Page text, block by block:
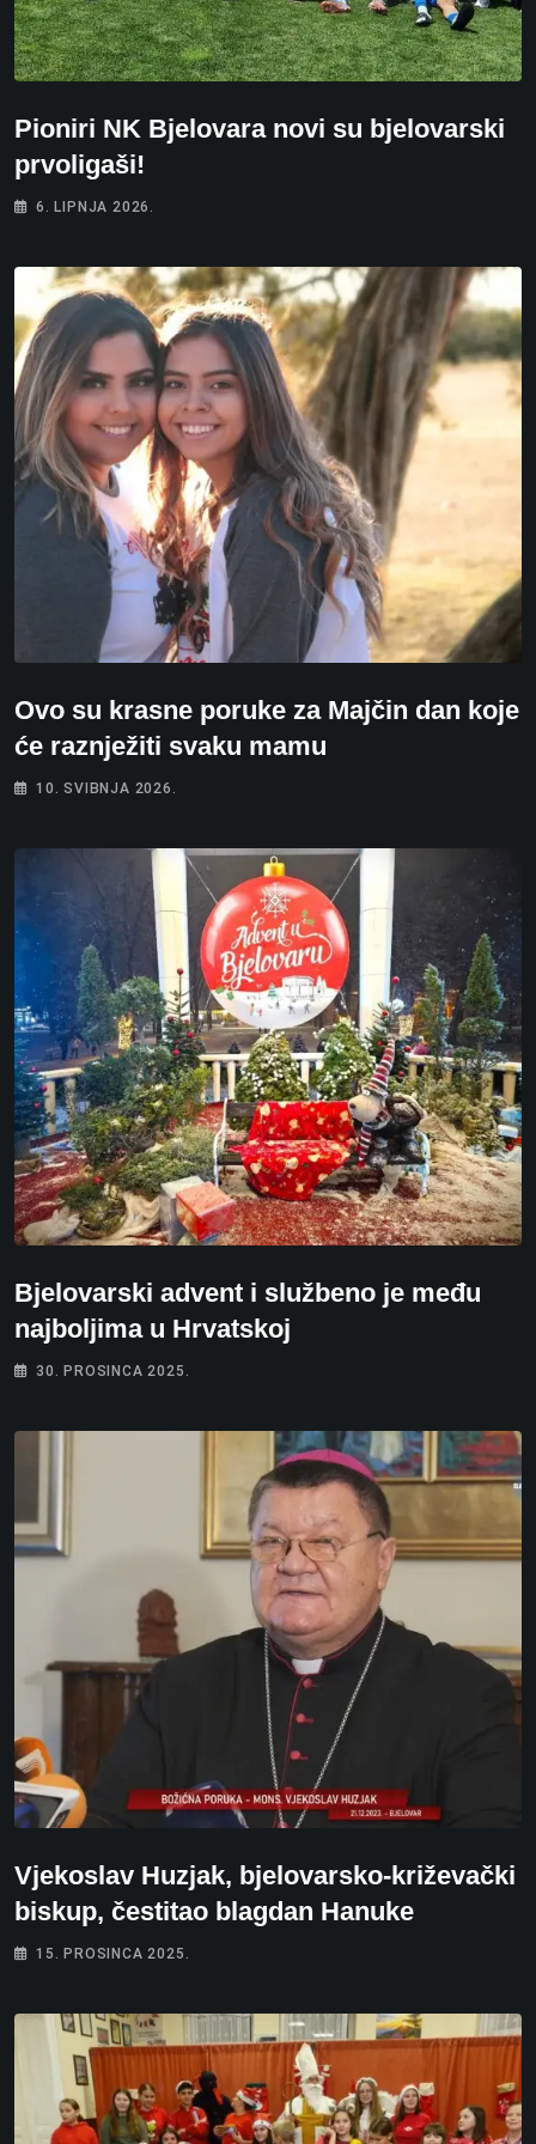
Pioniri NK Bjelovara novi su bjelovarski
prvoligaši!
6. LIPNJA 2026.
Ovo su krasne poruke za Majčin dan koje
će raznježiti svaku mamu
10. SVIBNJA 2026.
Bjelovarski advent i službeno je među
najboljima u Hrvatskoj
30. PROSINCA 2025.
Vjekoslav Huzjak, bjelovarsko-križevački
biskup, čestitao blagdan Hanuke
15. PROSINCA 2025.